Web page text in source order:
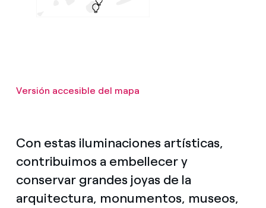
Versión accesible del mapa
Con estas iluminaciones artísticas,
contribuimos a embellecer y
conservar grandes joyas de la
arquitectura, monumentos, museos,